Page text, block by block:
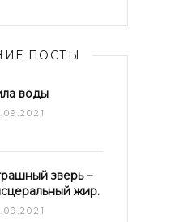
ПОСТЫ
воды
зверь –
жир.